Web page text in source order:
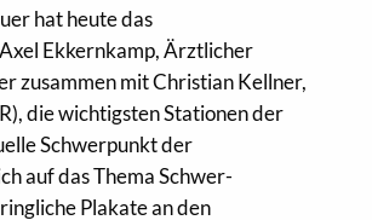
hat heute das
Ekkernkamp, Ärztlicher
zusammen mit Christian Kellner,
die wichtigsten Stationen der
Schwerpunkt der
auf das Thema Schwer-
Plakate an den